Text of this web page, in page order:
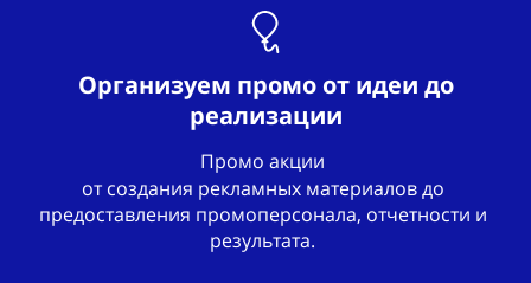
Организуем промо от идеи до
реализации
Промо акции
от создания рекламных материалов до
предоставления промоперсонала, отчетности и
результата.